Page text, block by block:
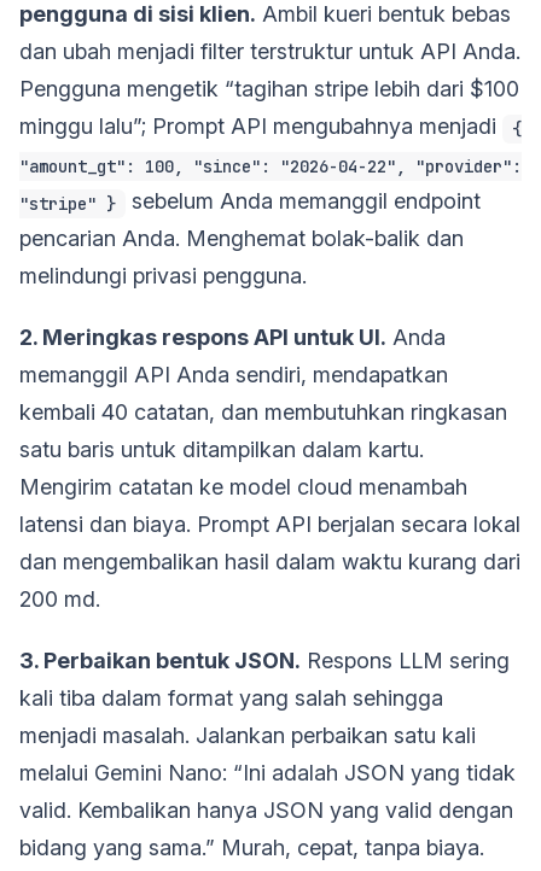
pengguna di sisi klien. Ambil kueri bentuk bebas
dan ubah menjadi filter terstruktur untuk API Anda.
Pengguna mengetik “tagihan stripe lebih dari $100
minggu lalu”; Prompt API mengubahnya menjadi
{
"amount_gt": 100, "since": "2026-04-22", "provider":
"stripe" }
sebelum Anda memanggil endpoint
pencarian Anda. Menghemat bolak-balik dan
melindungi privasi pengguna.
2. Meringkas respons API untuk UI. Anda
memanggil API Anda sendiri, mendapatkan
kembali 40 catatan, dan membutuhkan ringkasan
satu baris untuk ditampilkan dalam kartu.
Mengirim catatan ke model cloud menambah
latensi dan biaya. Prompt API berjalan secara lokal
dan mengembalikan hasil dalam waktu kurang dari
200 md.
3. Perbaikan bentuk JSON. Respons LLM sering
kali tiba dalam format yang salah sehingga
menjadi masalah. Jalankan perbaikan satu kali
melalui Gemini Nano: “Ini adalah JSON yang tidak
valid. Kembalikan hanya JSON yang valid dengan
bidang yang sama.” Murah, cepat, tanpa biaya.